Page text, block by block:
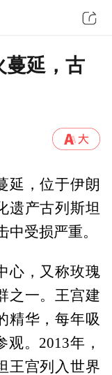
蔓延，古
延，位于伊朗
遗产古列斯坦
中受损严重。
心，又称玫瑰
之一。王宫建
精华，每年吸
。2013年，
王宫列入世界